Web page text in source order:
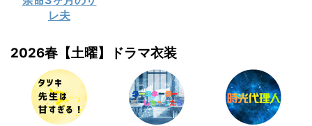
レ夫
2026春【土曜】ドラマ衣装